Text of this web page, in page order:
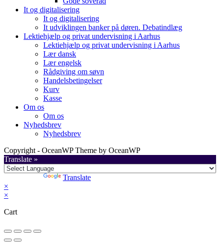
It og digitalisering
It og digitalisering
It udviklingen banker på døren. Debatindlæg
Lektiehjælp og privat undervisning i Aarhus
Lektiehjælp og privat undervisning i Aarhus
Lær dansk
Lær engelsk
Rådgiving om søvn
Handelsbetingelser
Kurv
Kasse
Om os
Om os
Nyhedsbrev
Nyhedsbrev
Copyright - OceanWP Theme by OceanWP
Translate »
Translate
×
×
Cart